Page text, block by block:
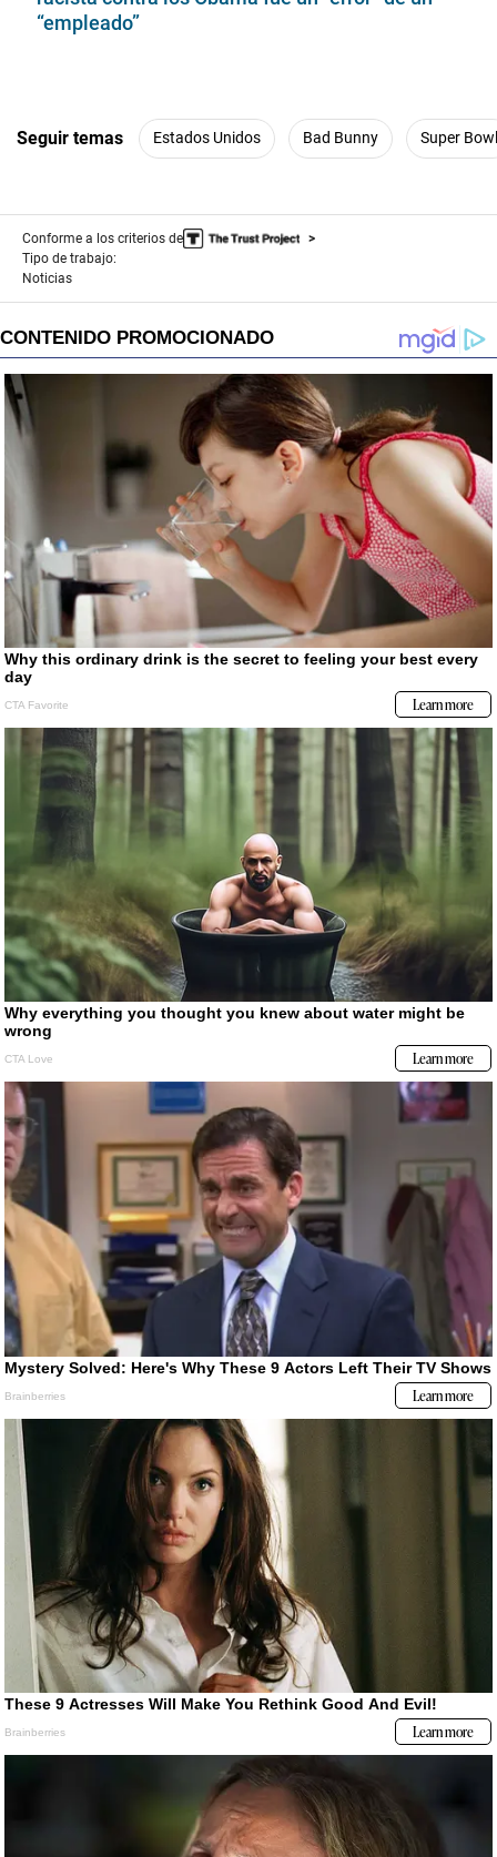
“empleado”
Seguir temas Estados Unidos Bad Bunny Super Bowl
Conforme a los criterios de
Tipo de trabajo:
Noticias